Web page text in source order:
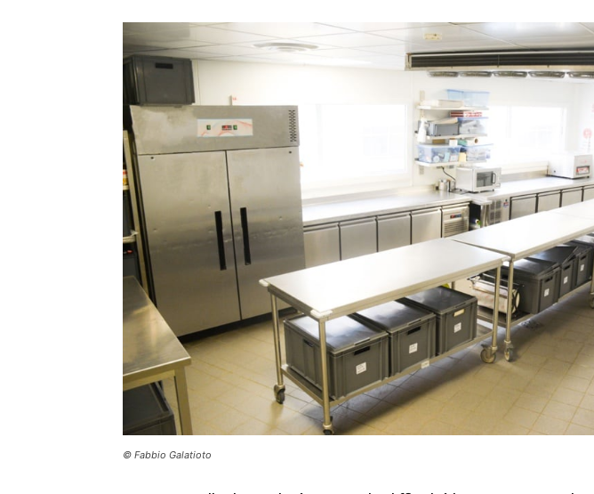
© Fabbio Galatioto